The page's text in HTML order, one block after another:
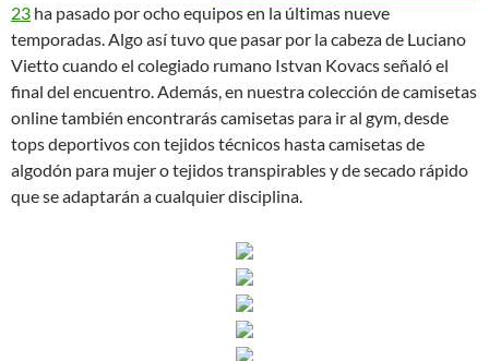
23 ha pasado por ocho equipos en la últimas nueve
temporadas. Algo así tuvo que pasar por la cabeza de Luciano
Vietto cuando el colegiado rumano Istvan Kovacs señaló el
final del encuentro. Además, en nuestra colección de camisetas
online también encontrarás camisetas para ir al gym, desde
tops deportivos con tejidos técnicos hasta camisetas de
algodón para mujer o tejidos transpirables y de secado rápido
que se adaptarán a cualquier disciplina.